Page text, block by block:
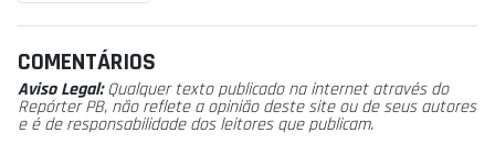
COMENTÁRIOS
Aviso Legal:Qualquer texto publicado na internet através do
Repórter PB, não reflete a opinião deste site ou de seus autores
e é de responsabilidade dos leitores que publicam.